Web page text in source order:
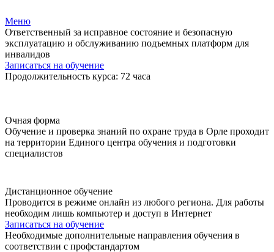
Меню
Ответственный за исправное состояние и безопасную
эксплуатацию и обслуживанию подъемных платформ для
инвалидов
Записаться на обучение
Продолжительность курса: 72 часа
Очная форма
Обучение и проверка знаний по охране труда в Орле проходит
на территории Единого центра обучения и подготовки
специалистов
Дистанционное обучение
Проводится в режиме онлайн из любого региона. Для работы
необходим лишь компьютер и доступ в Интернет
Записаться на обучение
Необходимые дополнительные направления обучения в
соответствии с профстандартом